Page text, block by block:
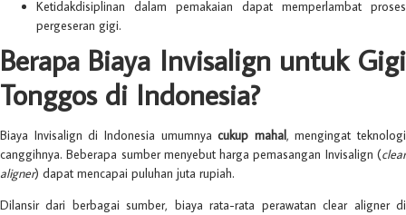
Ketidakdisiplinan dalam pemakaian dapat memperlambat proses
pergeseran gigi.
Berapa Biaya Invisalign untuk Gigi
Tonggos di Indonesia?
Biaya Invisalign di Indonesia umumnyacukup mahal, mengingat teknologi
canggihnya. Beberapa sumber menyebut harga pemasangan Invisalign (clear
aligner) dapat mencapai puluhan juta rupiah.
Dilansir dari berbagai sumber, biaya rata-rata perawatan clear aligner di